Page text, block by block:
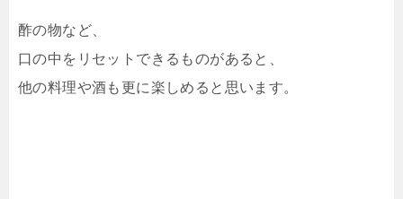
酢の物など、
口の中をリセットできるものがあると、
他の料理や酒も更に楽しめると思います。